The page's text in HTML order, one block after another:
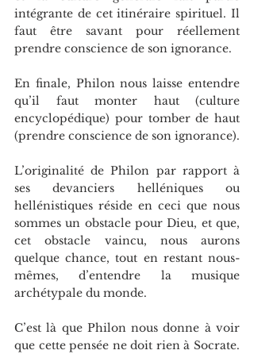
intégrante de cet itinéraire spirituel. Il
faut être savant pour réellement
prendre conscience de son ignorance.
En finale, Philon nous laisse entendre
qu’il faut monter haut (culture
encyclopédique) pour tomber de haut
L’originalité de Philon par rapport à
ses devanciers helléniques ou
hellénistiques réside en ceci que nous
sommes un obstacle pour Dieu, et que,
cet obstacle vaincu, nous aurons
quelque chance, tout en restant nous-
mêmes, d’entendre la musique
archétypale du monde.
C’est là que Philon nous donne à voir
que cette pensée ne doit rien à Socrate.